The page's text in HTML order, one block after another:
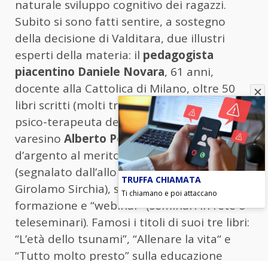
naturale sviluppo cognitivo dei ragazzi.
Subito si sono fatti sentire, a sostegno
della decisione di Valditara, due illustri
esperti della materia: il pedagogista
piacentino Daniele Novara, 61 anni,
docente alla Cattolica di Milano, oltre 50
libri scritti (molti tradotti all’estero) e lo
psico-terapeuta dell’età evolutiva il
varesino Alberto Pellai, 59 anni, medaglia
d’argento al merito della Sanità Pubblica
(segnalato dall’allora Ministro della Salute
Girolamo Sirchia), specializzato in corsi di
formazione e “webinar” (seminari in rete o
teleseminari). Famosi i titoli di suoi tre libri:
“L’età dello tsunami”, “Allenare la vita“ e
“Tutto molto presto” sulla educazione
TRUFFA CHIAMATA
Ti chiamano e poi attaccano